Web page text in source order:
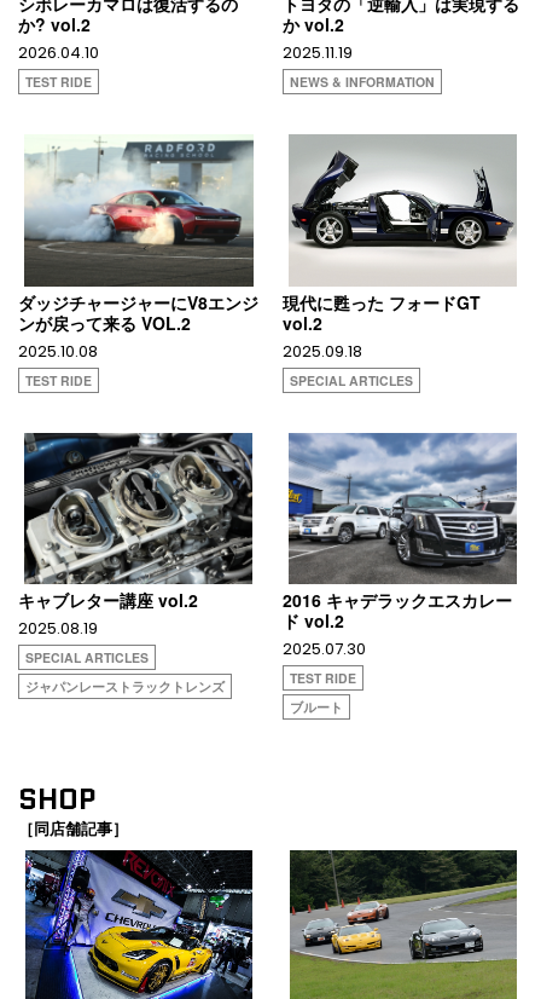
か? vol.2
2026.04.10
TEST RIDE
か vol.2
2025.11.19
NEWS & INFORMATION
ダッジチャージャーにV8エンジ
ンが戻って来る VOL.2
2025.10.08
TEST RIDE
現代に甦った フォードGT
vol.2
2025.09.18
SPECIAL ARTICLES
キャブレター講座 vol.2
2025.08.19
SPECIAL ARTICLES
ジャパンレーストラックトレンズ
2016 キャデラックエスカレー
ド vol.2
2025.07.30
TEST RIDE
ブルート
SHOP
［同店舗記事］